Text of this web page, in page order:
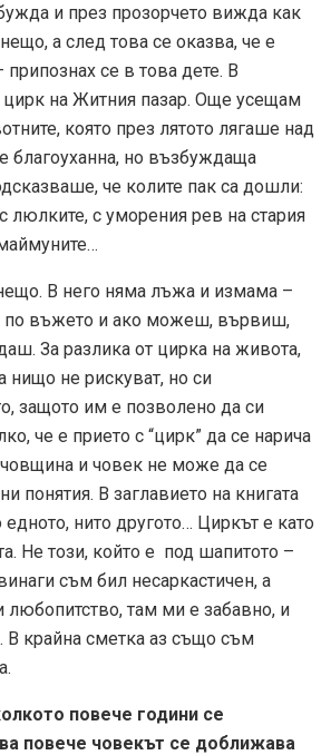
и през прозорчето вижда как
а след това се оказва, че е
се в това дете. В
на Житния пазар. Още усещам
която през лятото лягаше над
благоуханна, но възбуждаща
че колите пак са дошли:
люлките, с уморения рев на стария
В него няма лъжа и измама –
по въжето и ако можеш, вървиш,
За разлика от цирка на живота,
нищо не рискуват, но си
защото им е позволено да си
че е прието с “цирк” да се нарича
и човек не може да се
понятия. В заглавието на книгата
едното, нито другото… Циркът е като
Не този, който е под шапитото –
съм бил несаркастичен, а
там ми е забавно, и
крайна сметка аз също съм
повече години се
повече човекът се доближава